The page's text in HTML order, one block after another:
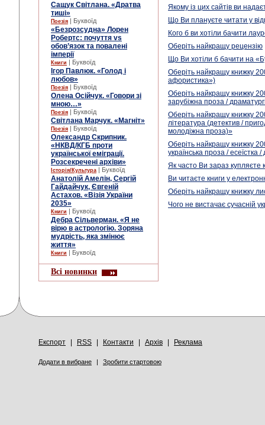
Сащук Світлана. «Дратва
тиші»
Поезія | Буквоїд
«Безрозсудна» Лорен
Робертс: почуття vs
обов’язок та повалені
імперії
Книги | Буквоїд
Ігор Павлюк. «Голод і
любов»
Поезія | Буквоїд
Олена Осійчук. «Говори зі
мною…»
Поезія | Буквоїд
Світлана Марчук. «Магніт»
Поезія | Буквоїд
Олександр Скрипник.
«НКВД/КГБ проти
української еміграції.
Розсекречені архіви»
Історія/Культура | Буквоїд
Анатолій Амелін, Сергій
Гайдайчук, Євгеній
Астахов. «Візія України
2035»
Книги | Буквоїд
Дебра Сільверман. «Я не
вірю в астрологію. Зоряна
мудрість, яка змінює
життя»
Книги | Буквоїд
Всі новинки
Якому із цих сайтів ви
Що Ви плануєте читати у
Кого б ви хотіли бачити
Оберіть найкращу рецензію
Що Ви хотіли б бачити на
Оберіть найкращу книжку
афористика»)
Оберіть найкращу книжку
зарубіжна проза /
Оберіть найкращу книжку
література (детектив /
молодіжна проза)»
Оберіть найкращу книжку
українська проза / есеїстка
Як часто Ви зараз купляєте
Ви читаєте книги у
Оберіть найкращу книжку
Чого не вистачає сучасній
Експорт RSS Контакти Архів Реклама
Додати в вибране | Зробити стартовою